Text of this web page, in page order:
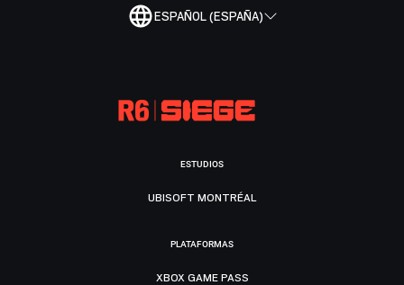
ESPAÑOL (ESPAÑA)
ESTUDIOS
UBISOFT MONTRÉAL
PLATAFORMAS
XBOX GAME PASS